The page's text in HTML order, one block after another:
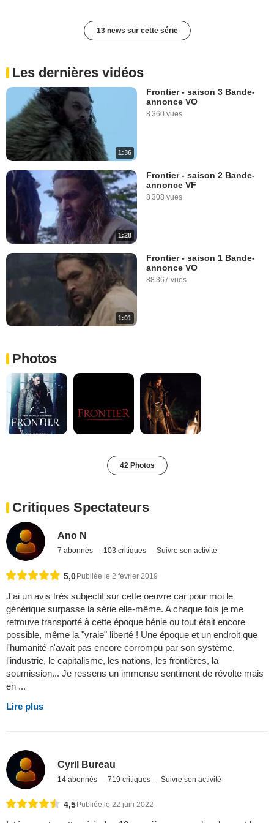
13 news sur cette série
Les dernières vidéos
1:36
Frontier - saison 3 Bande-
annonce VO
8 360 vues
1:28
Frontier - saison 2 Bande-
annonce VF
8 308 vues
1:01
Frontier - saison 1 Bande-
annonce VO
88 367 vues
Photos
42 Photos
Critiques Spectateurs
Ano N
7 abonnés 103 critiques Suivre son activité
5,0 Publiée le 2 février 2019
J'ai un avis très subjectif sur cette oeuvre car pour moi le
générique surpasse la série elle-même. A chaque fois je me
retrouve transporté à cette époque bénie ou tout était encore
possible, même la "vraie" liberté ! Une époque et un endroit que
l'humanité n'avait pas encore corrompu par son système,
l'industrie, le capitalisme, les nations, les frontières, la
soumission... Je ressens un immense sentiment de révolte mais
en ...
Lire plus
Cyril Bureau
14 abonnés 719 critiques Suivre son activité
4,5 Publiée le 22 juin 2022